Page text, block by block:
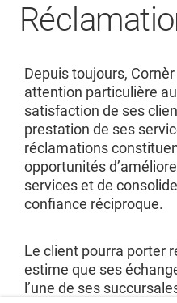
Depuis toujours,
attention particulière
satisfaction de ses
prestation de ses
réclamations
opportunités
services et de
confiance réciproque.
Le client pourra porter
estime que ses
l’une de ses